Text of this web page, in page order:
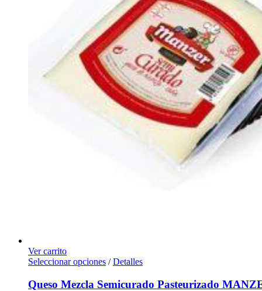
Ver carrito
Seleccionar opciones / Detalles
Queso Mezcla Semicurado Pasteurizado